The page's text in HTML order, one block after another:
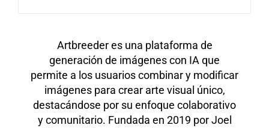
Artbreeder es una plataforma de
generación de imágenes con IA que
permite a los usuarios combinar y modificar
imágenes para crear arte visual único,
destacándose por su enfoque colaborativo
y comunitario. Fundada en 2019 por Joel